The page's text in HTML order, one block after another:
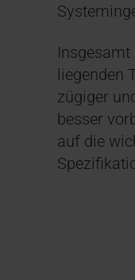
liegenden
zügiger
besser
auf die